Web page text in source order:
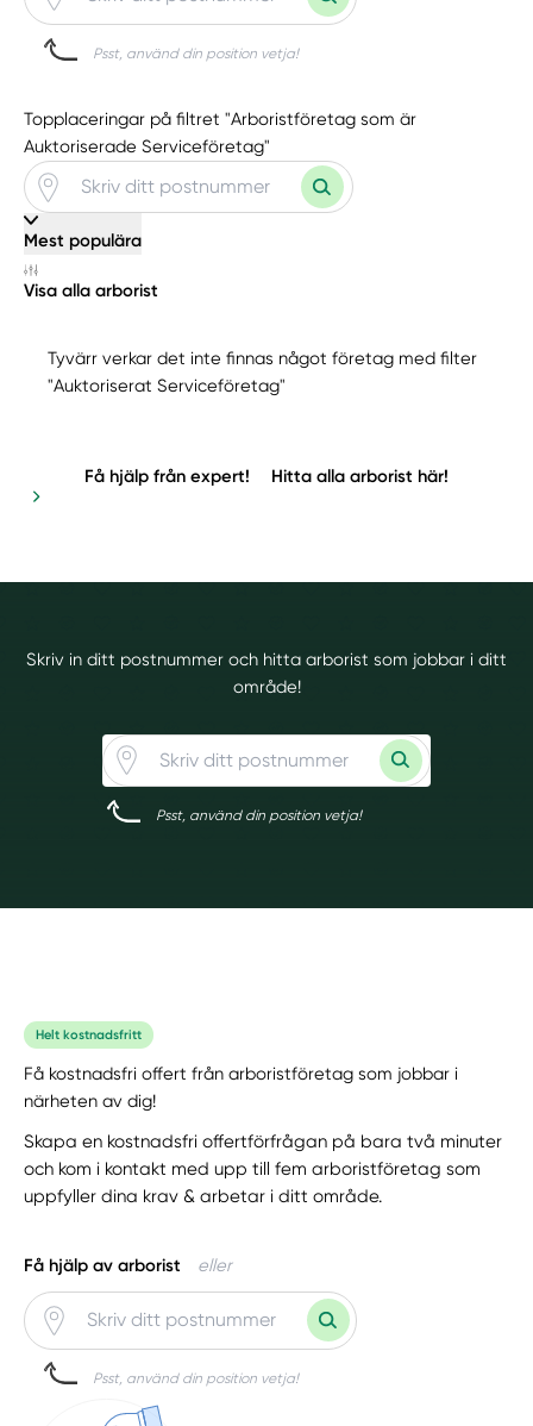
Psst, använd din position vetja!
Topplaceringar på filtret "Arboristföretag som är
Auktoriserade Serviceföretag"
Mest populära
Visa alla arborist
Tyvärr verkar det inte finnas något företag med filter
"Auktoriserat Serviceföretag"
Få hjälp från expert! Hitta alla arborist här!
Skriv in ditt postnummer och hitta arborist som jobbar i ditt
område!
Psst, använd din position vetja!
Helt kostnadsfritt
Få kostnadsfri offert från arboristföretag som jobbar i
närheten av dig!
Skapa en kostnadsfri offertförfrågan på bara två minuter
och kom i kontakt med upp till fem arboristföretag som
uppfyller dina krav & arbetar i ditt område.
Få hjälp av arborist eller
Psst, använd din position vetja!